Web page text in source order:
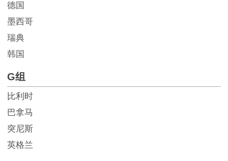
德国
墨西哥
瑞典
韩国
G组
比利时
巴拿马
突尼斯
英格兰